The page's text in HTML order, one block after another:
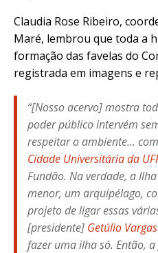
Claudia Rose Ribeiro,
Maré, lembrou que toda a
formação das favelas do
registrada em imagens e
“[Nosso acervo] mostra
poder público intervém
respeitar o ambiente…
Cidade Universitária da
Fundão. Na verdade, a
menor, um arquipélago,
projeto de ligar essas
[presidente] Getúlio Vargas
fazer uma ilha só. Então,